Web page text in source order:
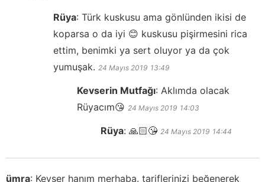
Rüya: Türk kuskusu ama gönlünden ikisi de
koparsa o da iyi 😊 kuskusu pişirmesini rica
ettim, benimki ya sert oluyor ya da çok
yumuşak. 24 Mayıs 2019 13:49
Kevserin Mutfağı: Aklımda olacak
Rüyacım😘 24 Mayıs 2019 14:03
Rüya: 🙏🏻😘 24 Mayıs 2019 14:44
ümra: Kevser hanım merhaba. tariflerinizi beğenerek